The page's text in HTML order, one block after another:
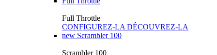
Full Throttle
CONFIGUREZ-LA DÉCOUVREZ-LA
new Scrambler 100
Scrambler 100